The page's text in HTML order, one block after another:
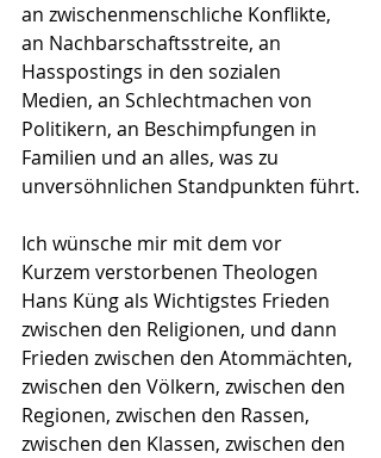
an zwischenmenschliche Konflikte,
an Nachbarschaftsstreite, an
Hasspostings in den sozialen
Medien, an Schlechtmachen von
Politikern, an Beschimpfungen in
Familien und an alles, was zu
unversöhnlichen Standpunkten führt.
Ich wünsche mir mit dem vor
Kurzem verstorbenen Theologen
Hans Küng als Wichtigstes Frieden
zwischen den Religionen, und dann
Frieden zwischen den Atommächten,
zwischen den Völkern, zwischen den
Regionen, zwischen den Rassen,
zwischen den Klassen, zwischen den